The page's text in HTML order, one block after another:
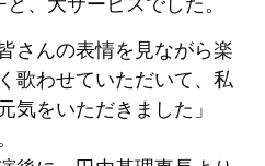
皆さんの表情を見ながら楽
歌わせていただいて、私
気をいただきました」